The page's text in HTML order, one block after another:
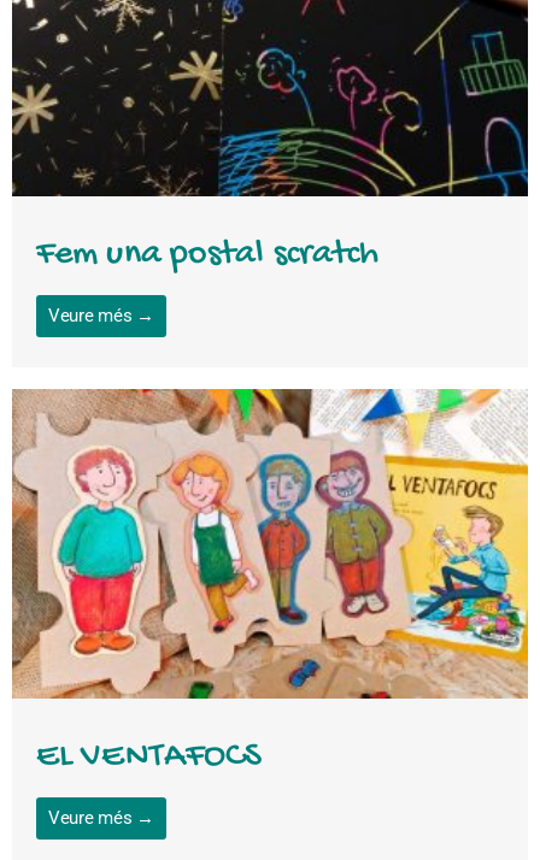
Fem una postal scratch
Veure més →
EL VENTAFOCS
Veure més →